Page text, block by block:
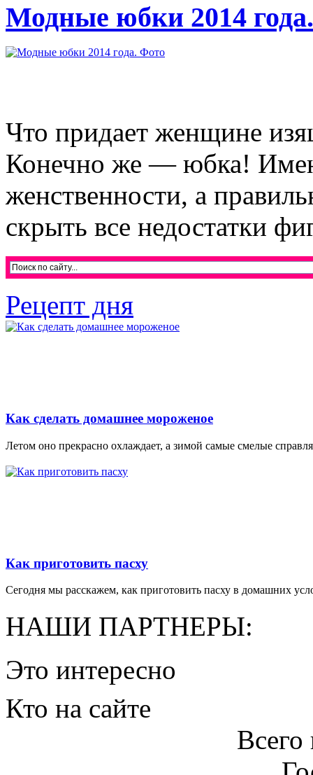
Модные юбки 2014
Что придает женщине
Конечно же — юбка!
женственности, а
скрыть все недостатки
Рецепт дня
Как сделать домашнее мороженое
Летом оно прекрасно охлаждает, а зимой самые смелые
Как приготовить пасху
Сегодня мы расскажем, как приготовить пасху в домашних
НАШИ ПАРТНЕРЫ:
Это интересно
Кто на сайте
Всего